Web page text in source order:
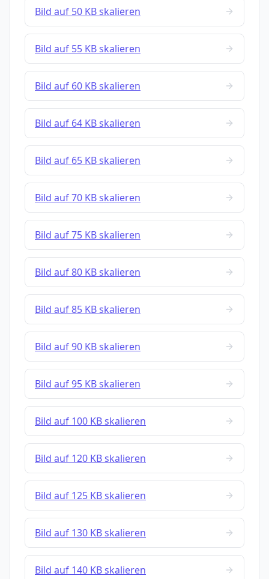
Bild auf 50 KB skalieren
Bild auf 55 KB skalieren
Bild auf 60 KB skalieren
Bild auf 64 KB skalieren
Bild auf 65 KB skalieren
Bild auf 70 KB skalieren
Bild auf 75 KB skalieren
Bild auf 80 KB skalieren
Bild auf 85 KB skalieren
Bild auf 90 KB skalieren
Bild auf 95 KB skalieren
Bild auf 100 KB skalieren
Bild auf 120 KB skalieren
Bild auf 125 KB skalieren
Bild auf 130 KB skalieren
Bild auf 140 KB skalieren